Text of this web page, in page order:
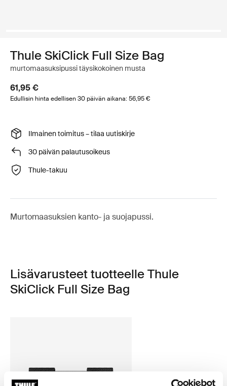
Thule SkiClick Full Size Bag
murtomaasuksipussi täysikokoinen musta
61,95 €
Edullisin hinta edellisen 30 päivän aikana: 56,95 €
Ilmainen toimitus – tilaa uutiskirje
30 päivän palautusoikeus
Thule-takuu
Murtomaasuksien kanto- ja suojapussi.
Lisävarusteet tuotteelle Thule
SkiClick Full Size Bag